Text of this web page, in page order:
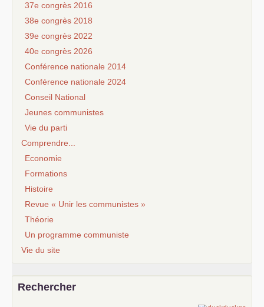
37e congrès 2016
38e congrès 2018
39e congrès 2022
40e congrès 2026
Conférence nationale 2014
Conférence nationale 2024
Conseil National
Jeunes communistes
Vie du parti
Comprendre...
Economie
Formations
Histoire
Revue « Unir les communistes »
Théorie
Un programme communiste
Vie du site
Rechercher